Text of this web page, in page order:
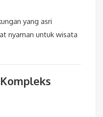
yang asri
nyaman untuk wisata